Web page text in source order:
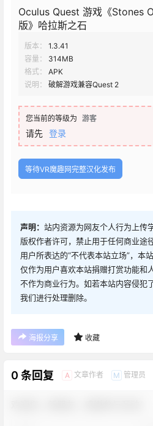
Oculus Quest 游戏《Stones
版》哈拉斯之石
版本：
1.3.41
容量：
314MB
格式：
APK
说明：
破解游戏兼容Quest 2
您当前的等级为 游客
请先 登录
等待VR魔趣网完整汉化发布
声明： 站内资源为网友个人行为上传
版权作者许可，禁止用于任何商业途
用户所表达的“不代表本站立场”，本
仅作为用户喜欢本站捐赠打赏功能和
不作为商业行为。如若本站内容侵犯
我们进行处理删除。
海报分享 收藏
0 条回复 A 文章作者 M 管理员